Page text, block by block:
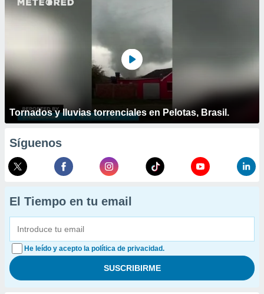
Tornados y lluvias torrenciales en Pelotas, Brasil.
Síguenos
El Tiempo en tu email
He leído y acepto la política de privacidad.